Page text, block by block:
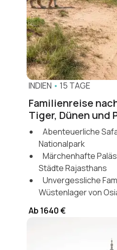
INDIEN • 15 TAGE
Familienreise
Tiger, Dünen und
Abenteuerliche
Nationalpark
Märchenhafte
Städte Rajasthans
Unvergessliche
Wüstenlager von
Ab 1640 €